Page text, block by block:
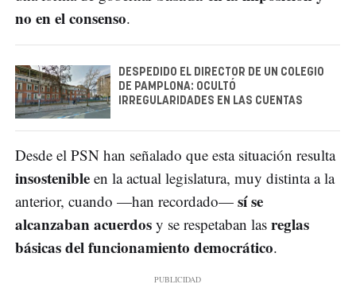
no en el consenso.
DESPEDIDO EL DIRECTOR DE UN COLEGIO
DE PAMPLONA: OCULTÓ
IRREGULARIDADES EN LAS CUENTAS
Desde el PSN han señalado que esta situación resulta
insostenible en la actual legislatura, muy distinta a la
anterior, cuando —han recordado— sí se
alcanzaban acuerdos y se respetaban las reglas
básicas del funcionamiento democrático.